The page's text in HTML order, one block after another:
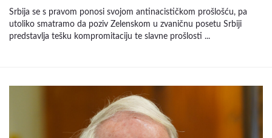
Srbija se s pravom ponosi svojom antinacističkom prošlošću, pa
utoliko smatramo da poziv Zelenskom u zvaničnu posetu Srbiji
predstavlja tešku kompromitaciju te slavne prošlosti ...